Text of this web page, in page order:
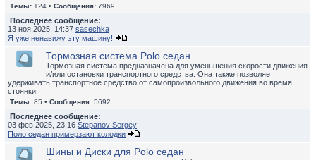
Темы: 124 • Сообщения: 7969
Последнее сообщение:
13 ноя 2025, 14:37 sasechka
Я уже ненавижу эту машину!
Тормозная система Polo седан
Тормозная система предназначена для уменьшения скорости движения
и/или остановки транспортного средства. Она также позволяет
удерживать транспортное средство от самопроизвольного движения во время
стоянки.
Темы: 85 • Сообщения: 5692
Последнее сообщение:
03 фев 2025, 23:16 Stepanov Sergey
Поло седан примерзают колодки
Шины и Диски для Polo седан